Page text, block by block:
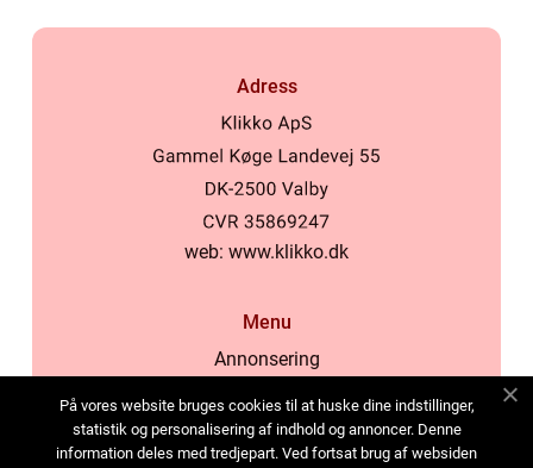
Adress
web: www.klikko.dk
Menu
Annonsering
Cookies
Kontakta oss
På vores website bruges cookies til at huske dine indstillinger,
statistik og personalisering af indhold og annoncer. Denne
information deles med tredjepart. Ved fortsat brug af websiden